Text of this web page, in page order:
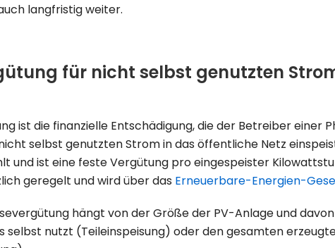
langfristig weiter.
für nicht selbst genutzten
ist die finanzielle Entschädigung, die der Betreiber einer
selbst genutzten Strom in das öffentliche Netz
und ist eine feste Vergütung pro eingespeister
geregelt und wird über das Erneuerbare-Energien-
hängt von der Größe der PV-Anlage und
selbst nutzt (Teileinspeisung) oder den gesamten